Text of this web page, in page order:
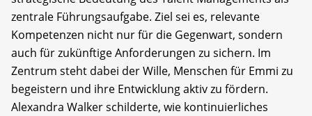
zentrale Führungsaufgabe. Ziel sei es, relevante
Kompetenzen nicht nur für die Gegenwart, sondern
auch für zukünftige Anforderungen zu sichern. Im
Zentrum steht dabei der Wille, Menschen für Emmi zu
begeistern und ihre Entwicklung aktiv zu fördern.
Alexandra Walker schilderte, wie kontinuierliches